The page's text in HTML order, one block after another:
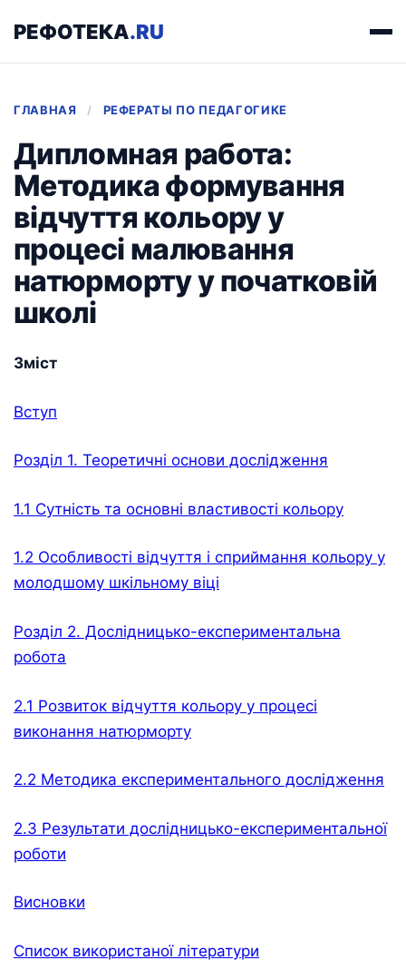
РЕФОТЕКА.RU
ГЛАВНАЯ / РЕФЕРАТЫ ПО ПЕДАГОГИКЕ
Дипломная работа:
Методика формування
відчуття кольору у
процесі малювання
натюрморту у початковій
школі
Зміст
Вступ
Розділ 1. Теоретичні основи дослідження
1.1 Сутність та основні властивості кольору
1.2 Особливості відчуття і сприймання кольору у
молодшому шкільному віці
Розділ 2. Дослідницько-експериментальна
робота
2.1 Розвиток відчуття кольору у процесі
виконання натюрморту
2.2 Методика експериментального дослідження
2.3 Результати дослідницько-експериментальної
роботи
Висновки
Список використаної літератури